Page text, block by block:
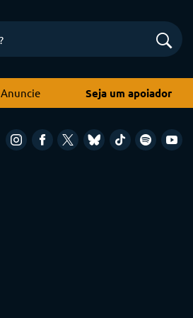
Anuncie Seja um apoiador